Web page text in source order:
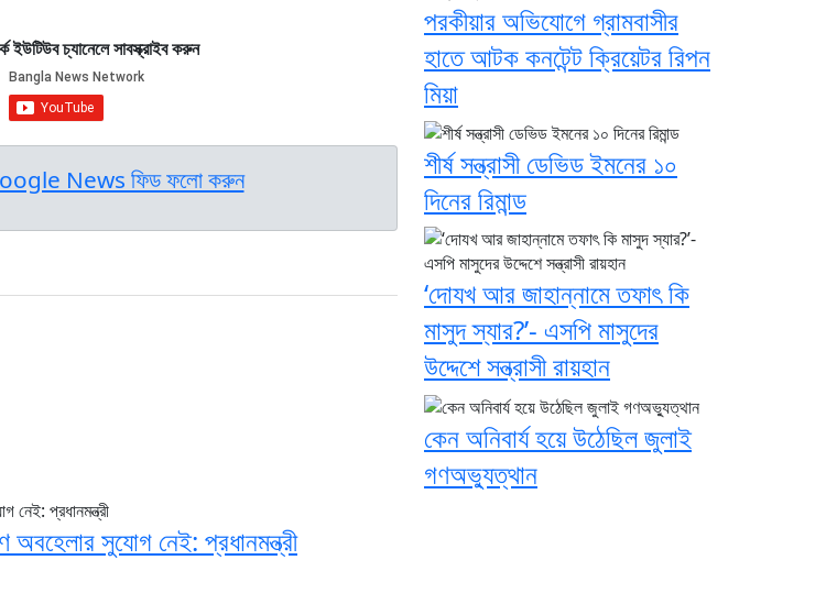
ইউটিউব চ্যানেলে সাবস্ক্রাইব করুন
Google News ফিড ফলো করুন
অবহেলার সুযোগ নেই: প্রধানমন্ত্রী
পরকীয়ার অভিযোগে গ্রামবাসীর
হাতে আটক কনটেন্ট ক্রিয়েটর রিপন
মিয়া
শীর্ষ সন্ত্রাসী ডেভিড ইমনের ১০
দিনের রিমান্ড
‘দোযখ আর জাহান্নামে তফাৎ কি
মাসুদ স্যার?’- এসপি মাসুদের
উদ্দেশে সন্ত্রাসী রায়হান
কেন অনিবার্য হয়ে উঠেছিল জুলাই
গণঅভ্যুত্থান